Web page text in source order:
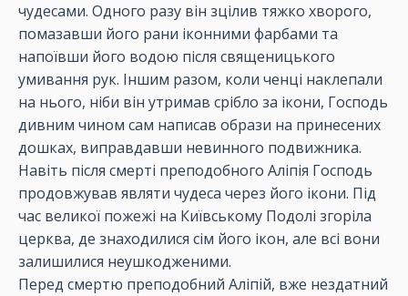
чудесами. Одного разу він зцілив тяжко хворого,
помазавши його рани іконними фарбами та
напоївши його водою після священицького
умивання рук. Іншим разом, коли ченці наклепали
на нього, ніби він утримав срібло за ікони, Господь
дивним чином сам написав образи на принесених
дошках, виправдавши невинного подвижника.
Навіть після смерті преподобного Аліпія Господь
продовжував являти чудеса через його ікони. Під
час великої пожежі на Київському Подолі згоріла
церква, де знаходилися сім його ікон, але всі вони
залишилися неушкодженими.
Перед смертю преподобний Аліпій, вже нездатний